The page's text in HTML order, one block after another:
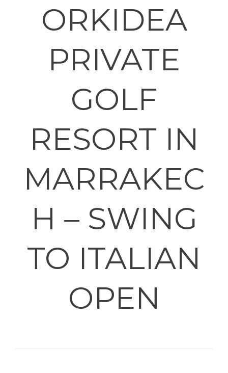
ORKIDEA
PRIVATE
GOLF
RESORT IN
MARRAKEC
H – SWING
TO ITALIAN
OPEN